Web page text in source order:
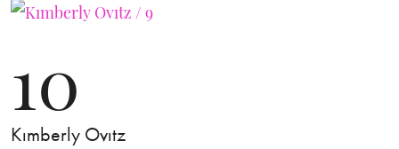
10
Kımberly Ovıtz